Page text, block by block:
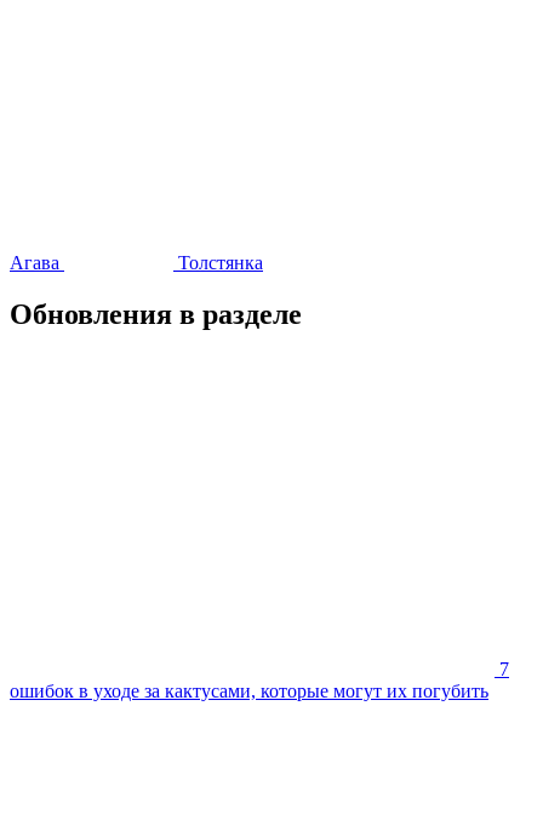
Агава Толстянка
Обновления в разделе
7
ошибок в уходе за кактусами, которые могут их погубить